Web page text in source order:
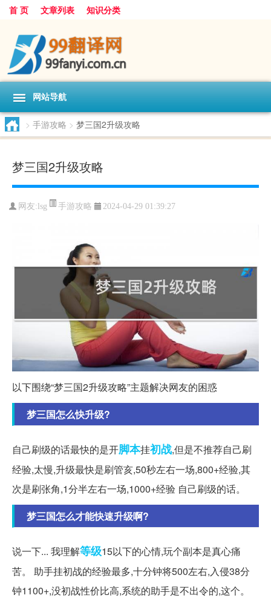
首 页 文章列表 知识分类
网站导航
> 手游攻略 > 梦三国2升级攻略
梦三国2升级攻略
网友: lsg 手游攻略 2024-04-29 01:39:27
以下围绕“梦三国2升级攻略”主题解决网友的困惑
梦三国怎么快升级?
自己刷级的话最快的是开脚本挂初战,但是不推荐自己刷
经验,太慢,升级最快是刷管亥,50秒左右一场,800+经验,其
次是刷张角,1分半左右一场,1000+经验 自己刷级的话。
梦三国怎么才能快速升级啊?
说一下... 我理解等级15以下的心情,玩个副本是真心痛
苦。 助手挂初战的经验最多,十分钟将500左右,入侵38分
钟1100+,没初战性价比高,系统的助手是不出令的,这个。